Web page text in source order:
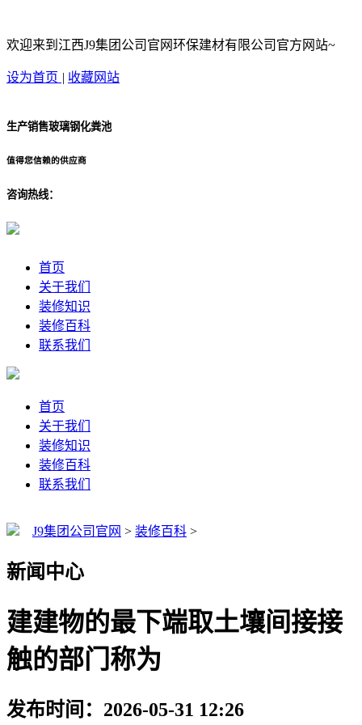
欢迎来到江西J9集团公司官网环保建材有限公司官方网站~
设为首页 | 收藏网站
生产销售玻璃钢化粪池
值得您信赖的供应商
咨询热线：
首页
关于我们
装修知识
装修百科
联系我们
首页
关于我们
装修知识
装修百科
联系我们
J9集团公司官网 > 装修百科 >
新闻中心
建建物的最下端取土壤间接接
触的部门称为
发布时间：2026-05-31 12:26